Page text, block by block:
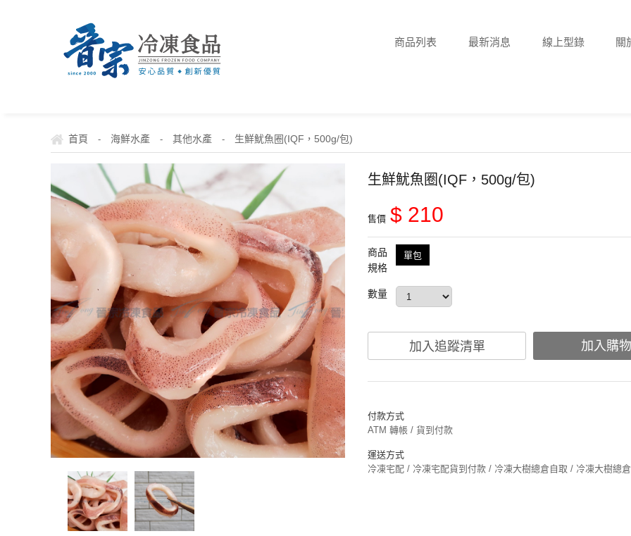
商品列表 最新消息 線上型錄 關
首頁 - 海鮮水產 - 其他水產 - 生鮮魷魚圈(IQF，500g/包)
生鮮魷魚圈(IQF，500g/包)
售價 $ 210
商品
規格
單包
數量
加入追蹤清單 加入購
付款方式
ATM 轉帳 / 貨到付款
運送方式
冷凍宅配 / 冷凍宅配貨到付款 / 冷凍大樹總倉自取 / 冷凍大樹總